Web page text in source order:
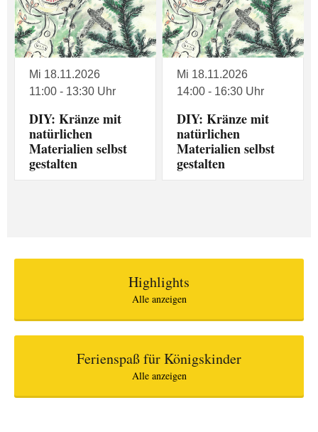
Mi 18.11.2026
11:00 - 13:30 Uhr
DIY: Kränze mit
natürlichen
Materialien selbst
gestalten
Mi 18.11.2026
14:00 - 16:30 Uhr
DIY: Kränze mit
natürlichen
Materialien selbst
gestalten
Highlights
Alle anzeigen
Ferienspaß für Königskinder
Alle anzeigen